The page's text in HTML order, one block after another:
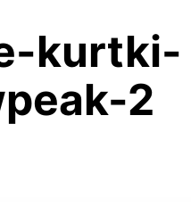
kurtki-
2